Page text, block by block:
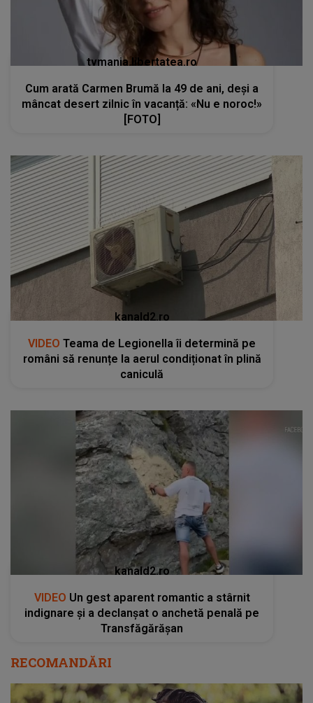
tvmania.libertatea.ro
Cum arată Carmen Brumă la 49 de ani, deși a
mâncat desert zilnic în vacanță: «Nu e noroc!»
[FOTO]
kanald2.ro
VIDEO Teama de Legionella îi determină pe
români să renunțe la aerul condiționat în plină
caniculă
kanald2.ro
VIDEO Un gest aparent romantic a stârnit
indignare și a declanșat o anchetă penală pe
Transfăgărășan
RECOMANDĂRI